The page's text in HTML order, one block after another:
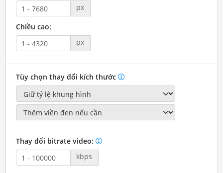
px
Chiều cao:
px
Tùy chọn thay đổi kích thước
Thay đổi bitrate video:
kbps